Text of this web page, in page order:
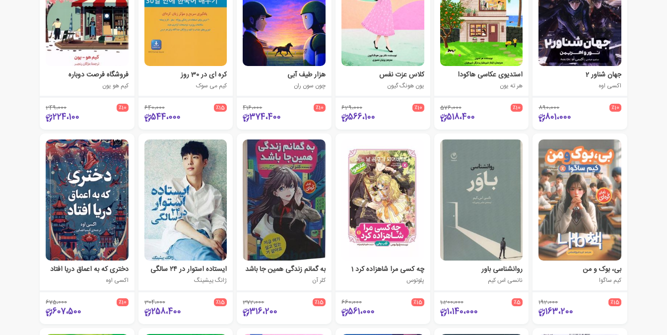
جهان شناور 2
اکسی اوه
٪10 890،000
801،000
استدیوی عکاسی هاکودا
هر ته یون
٪10 576،000
518،400
کلاس عزت نفس
یون هونگ گیون
٪10 629،000
566،100
هزار طیف آبی
چون سون ران
٪10 416،000
374،400
کره ای در 30 روز
کیم می سوک
٪15 640،000
544،000
فروشگاه فرصت دوباره
کیم هو یون
٪10 249،000
224،100
بی، بوک و من
کیم ساگوا
٪15 192،000
163،200
روانشناسی باور
نانسی اس کیم
٪5 1،200،000
1،140،000
چه کسی مرا شاهزاده کرد 1
پلوتوس
٪15 660،000
561،000
به گمانم زندگی همین جا باشد
کلر آن
٪15 372،000
316،200
ایستاده استوار در ۲۴ سالگی
ژانگ ییشینگ
٪15 304،000
258،400
دختری که به اعماق دریا افتاد
اکسی اوه
٪10 675،000
607،500